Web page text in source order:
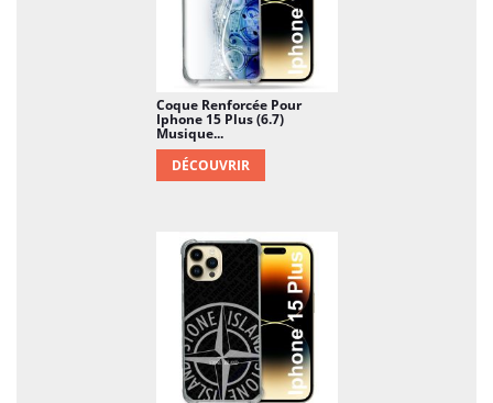
Coque Renforcée Pour
Iphone 15 Plus (6.7)
Musique...
DÉCOUVRIR